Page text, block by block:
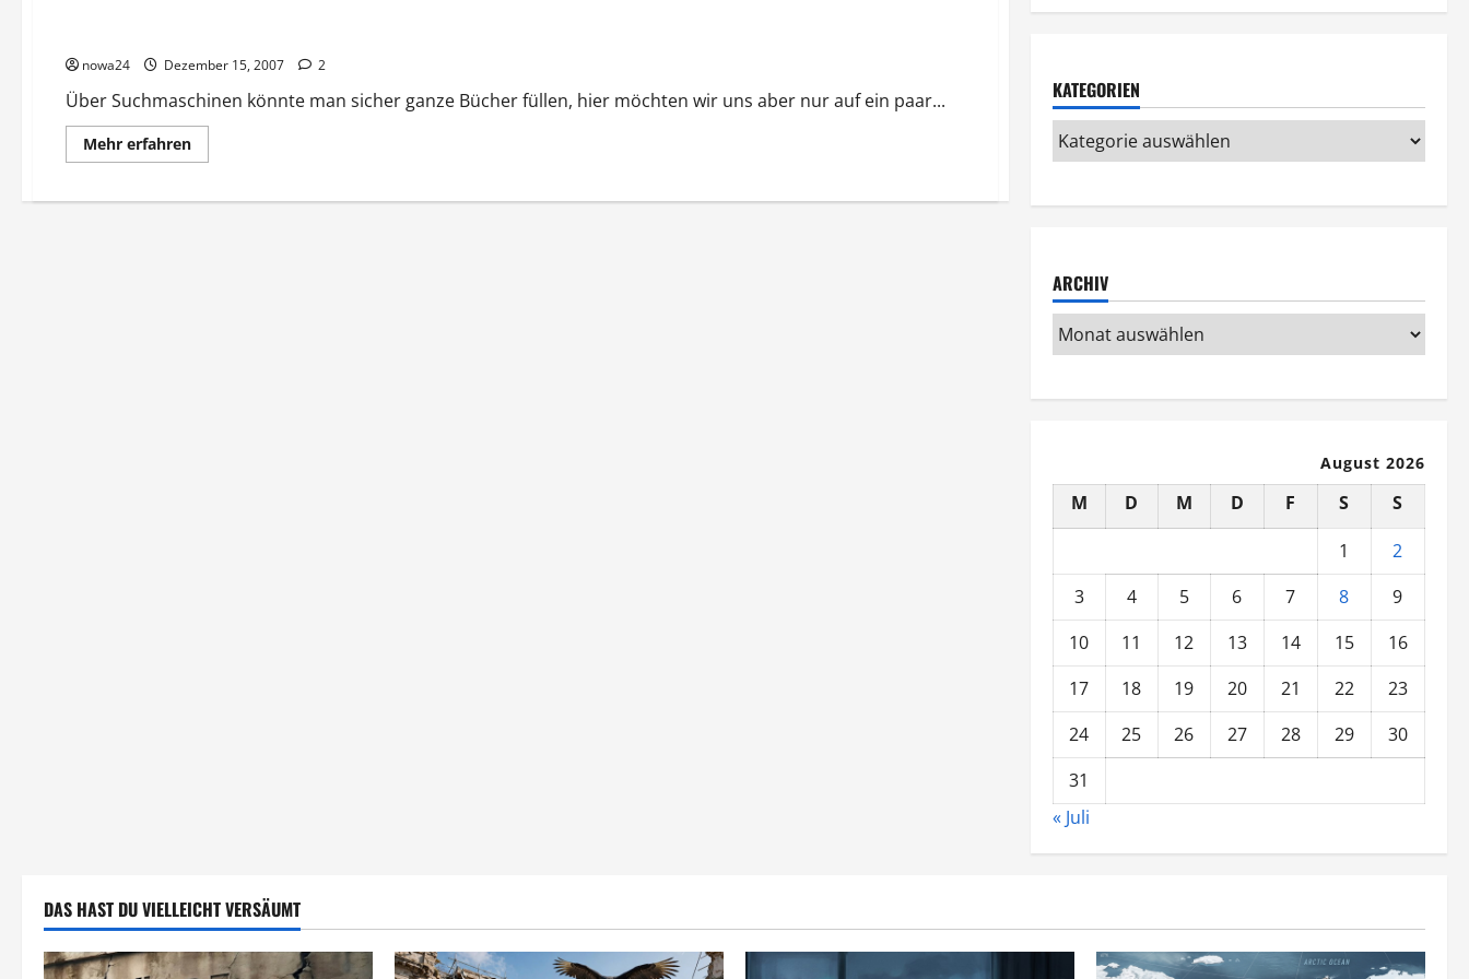
nowa24 Dezember 15, 2007 2
Über Suchmaschinen könnte man sicher ganze Bücher füllen, hier möchten wir uns aber nur auf ein paar...
Mehr erfahrenMehr
Informationen
über
KATEGORIEN
ARCHIV
August 2026
M D M D F S
S
1
2
3
4 5 6 7 8
9
10
11 12 13 14 15
16
17
18 19 20 21 22
23
24
25 26 27 28 29
30
31
« Juli
DAS HAST DU VIELLEICHT VERSÄUMT